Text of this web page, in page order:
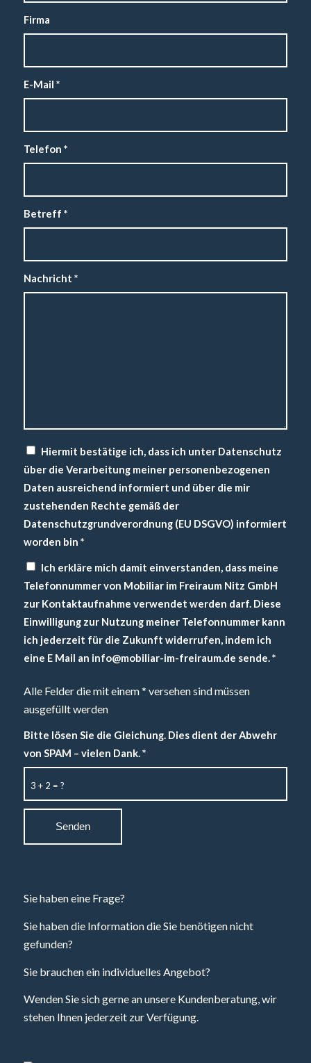
Firma
E-Mail *
Telefon *
Betreff *
Nachricht *
Hiermit bestätige ich, dass ich unter Datenschutz
über die Verarbeitung meiner personenbezogenen
Daten ausreichend informiert und über die mir
zustehenden Rechte gemäß der
Datenschutzgrundverordnung (EU DSGVO) informiert
worden bin *
Ich erkläre mich damit einverstanden, dass meine
Telefonnummer von Mobiliar im Freiraum Nitz GmbH
zur Kontaktaufnahme verwendet werden darf. Diese
Einwilligung zur Nutzung meiner Telefonnummer kann
ich jederzeit für die Zukunft widerrufen, indem ich
eine E Mail an info@mobiliar-im-freiraum.de sende.*
Alle Felder die mit einem * versehen sind müssen
ausgefüllt werden
3 + 2 = ?
Bitte lösen Sie die Gleichung. Dies dient der Abwehr
von SPAM – vielen Dank.*
Sie haben eine Frage?
Sie haben die Information die Sie benötigen nicht
gefunden?
Sie brauchen ein individuelles Angebot?
Wenden Sie sich gerne an unsere Kundenberatung, wir
stehen Ihnen jederzeit zur Verfügung.